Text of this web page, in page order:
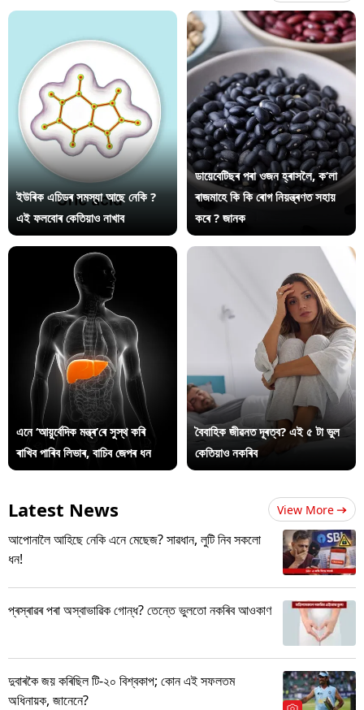
ইউৰিক এচিডৰ সমস্যা আছে নেকি ?
এই ফলবোৰ কেতিয়াও নাখাব
ডায়েবেটিছৰ পৰা ওজন হ্ৰাসলৈ, ক’লা
ৰাজমাহে কি কি ৰোগ নিয়ন্ত্ৰণত সহায়
কৰে ? জানক
এনে ‘আয়ুৰ্বেদিক মন্ত্ৰ’ৰে সুস্থ কৰি
ৰাখিব পাৰিব লিভাৰ, বাচিব জেপৰ ধন
বৈবাহিক জীৱনত দূৰত্ব? এই ৫ টা ভুল
কেতিয়াও নকৰিব
Latest News View More
আপোনালৈ আহিছে নেকি এনে মেছেজ? সাৱধান, লুটি নিব সকলো
ধন!
প্ৰস্ৰাৱৰ পৰা অস্বাভাৱিক গোন্ধ? তেন্তে ভুলতো নকৰিব আওকাণ
দুবাৰকৈ জয় কৰিছিল টি-২০ বিশ্বকাপ; কোন এই সফলতম
অধিনায়ক, জানেনে?